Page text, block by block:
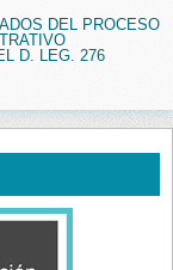
DEL PROCESO
D. LEG. 276